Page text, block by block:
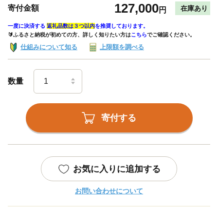
寄付金額 127,000円 在庫あり
一度に決済する 返礼品数は３つ以内を推奨しております。
🔰ふるさと納税が初めての方、詳しく知りたい方はこちらでご確認ください。
仕組みについて知る 上限額を調べる
数量
寄付する
お気に入りに追加する
お問い合わせについて